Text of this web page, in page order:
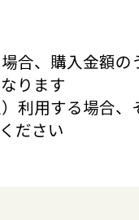
合、購入金額
ります
利用する場合、
ださい